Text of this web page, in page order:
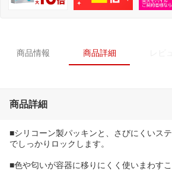
商品情報 商品詳細
商品詳細
■シリコーン製パッキンと、さびにくいス
でしっかりロックします。
■色や匂いが容器に移りにくく使いまわすこ